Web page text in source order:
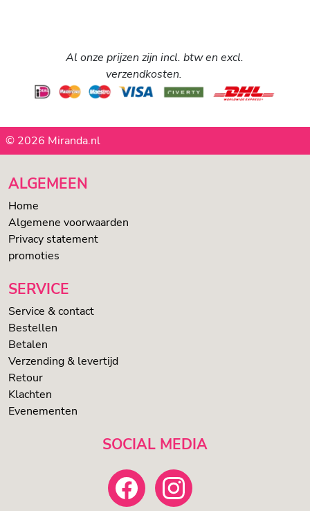
Al onze prijzen zijn incl. btw en excl.
verzendkosten.
© 2026 Miranda.nl
ALGEMEEN
Home
Algemene voorwaarden
Privacy statement
promoties
SERVICE
Service & contact
Bestellen
Betalen
Verzending & levertijd
Retour
Klachten
Evenementen
SOCIAL MEDIA